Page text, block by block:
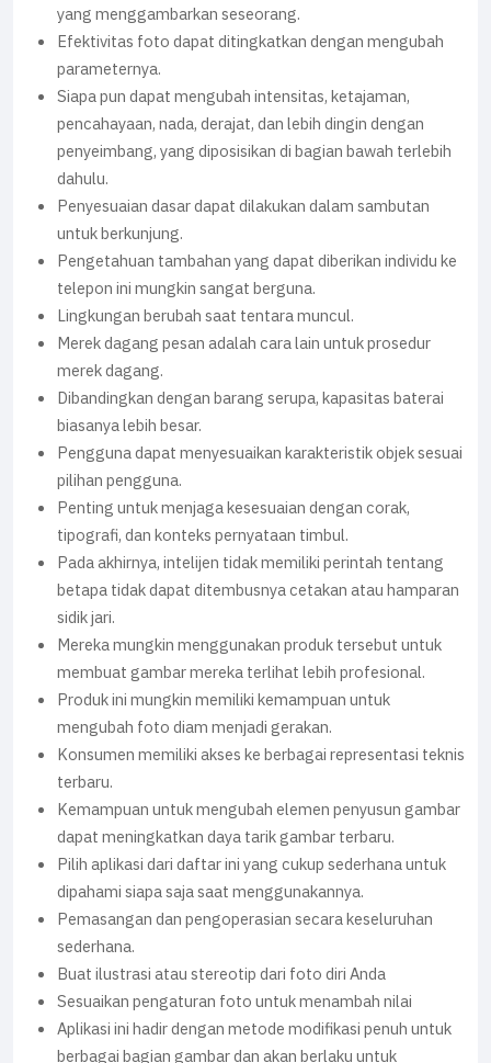
yang menggambarkan seseorang.
Efektivitas foto dapat ditingkatkan dengan mengubah
parameternya.
Siapa pun dapat mengubah intensitas, ketajaman,
pencahayaan, nada, derajat, dan lebih dingin dengan
penyeimbang, yang diposisikan di bagian bawah terlebih
dahulu.
Penyesuaian dasar dapat dilakukan dalam sambutan
untuk berkunjung.
Pengetahuan tambahan yang dapat diberikan individu ke
telepon ini mungkin sangat berguna.
Lingkungan berubah saat tentara muncul.
Merek dagang pesan adalah cara lain untuk prosedur
merek dagang.
Dibandingkan dengan barang serupa, kapasitas baterai
biasanya lebih besar.
Pengguna dapat menyesuaikan karakteristik objek sesuai
pilihan pengguna.
Penting untuk menjaga kesesuaian dengan corak,
tipografi, dan konteks pernyataan timbul.
Pada akhirnya, intelijen tidak memiliki perintah tentang
betapa tidak dapat ditembusnya cetakan atau hamparan
sidik jari.
Mereka mungkin menggunakan produk tersebut untuk
membuat gambar mereka terlihat lebih profesional.
Produk ini mungkin memiliki kemampuan untuk
mengubah foto diam menjadi gerakan.
Konsumen memiliki akses ke berbagai representasi teknis
terbaru.
Kemampuan untuk mengubah elemen penyusun gambar
dapat meningkatkan daya tarik gambar terbaru.
Pilih aplikasi dari daftar ini yang cukup sederhana untuk
dipahami siapa saja saat menggunakannya.
Pemasangan dan pengoperasian secara keseluruhan
sederhana.
Buat ilustrasi atau stereotip dari foto diri Anda
Sesuaikan pengaturan foto untuk menambah nilai
Aplikasi ini hadir dengan metode modifikasi penuh untuk
berbagai bagian gambar dan akan berlaku untuk